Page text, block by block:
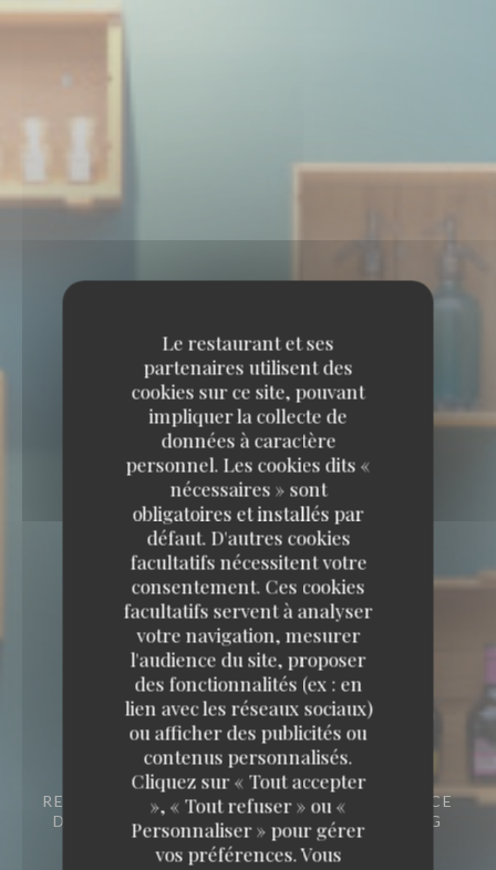
Le restaurant et ses
partenaires utilisent des
cookies sur ce site, pouvant
impliquer la collecte de
données à caractère
personnel. Les cookies dits «
nécessaires » sont
obligatoires et installés par
défaut. D'autres cookies
facultatifs nécessitent votre
consentement. Ces cookies
facultatifs servent à analyser
votre navigation, mesurer
l'audience du site, proposer
des fonctionnalités (ex : en
lien avec les réseaux sociaux)
ou afficher des publicités ou
contenus personnalisés.
Cliquez sur « Tout accepter
», « Tout refuser » ou «
Personnaliser » pour gérer
vos préférences. Vous
Capricciosa
RESTAURANT ITALIEN - PIZZERIA
1, PLACE
DU PONT AUX CHATS 67000 STRASBOURG
Capricciosa